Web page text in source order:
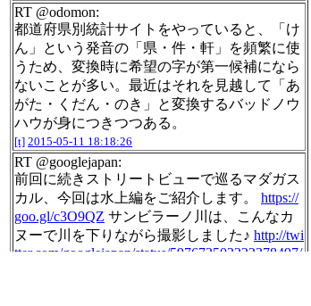
RT @odomon:
都道府県別統計サイトをやっていると、「け
ん」という発音の「県・件・軒」を頻繁に使
うため、変換時に希望の字が第一候補になら
ないことが多い。最近はそれを見越して「あ
がた・くだん・のき」と変換するバッドノウ
ハウが身につきつつある。
[t] 2015-05-11 18:18:26
RT @googlejapan:
前回に続きストリートビューで巡るマダガス
カル、今回は水上編をご紹介します。 https://
goo.gl/c3O9QZ サンビラーノ川は、こんなカ
ヌーで川を下りながら撮影しました♪ http://twi
tter.com/googlejapan/status/597672503222378497/